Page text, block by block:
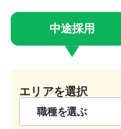
中途採用
エリアを選択